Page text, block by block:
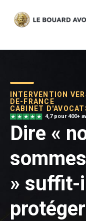
INTERVENTION
DE-FRANCE
CABINET
4,7 pour 400+
Dire «
» suffit-